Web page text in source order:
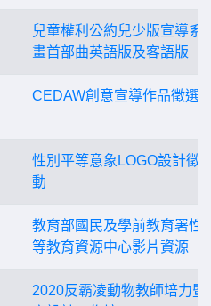
兒童權利公約兒少版宣導系
畫首部曲英語版及客語版
CEDAW創意宣導作品徵選
性別平等意象LOGO設計徵
動
教育部國民及學前教育署性
等教育資源中心影片資源
2020反霸凌動物教師培力暨